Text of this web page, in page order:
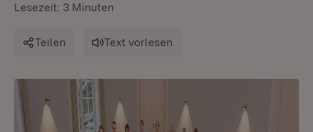
Lesezeit: 3 Minuten
Teilen Text vorlesen